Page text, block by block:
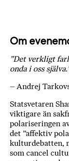
Om
”Det verkligt
onda i oss
– Andrej
Statsvetaren
viktigare än
polariseringen
det ”affektiv
kulturdebatten,
som cancel